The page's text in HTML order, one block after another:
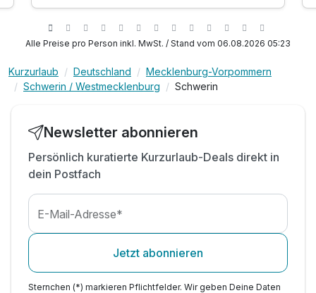
inkl. Eintritt in den Wellnessbereich
Schwimmbad
sowie der außergewöhnlichen Seesauna
inkl. Nutzung des kleinen Fitnessbereiches
inkl. Parkplatz
Alle Preise pro Person inkl. MwSt. / Stand vom 06.08.2026 05:23
Kurzurlaub Deutschland
Mecklenburg-Vorpommern
Schwerin / Westmecklenburg
Schwerin
Newsletter abonnieren
Persönlich kuratierte Kurzurlaub-Deals direkt in
dein Postfach
E-Mail-Adresse*
Jetzt abonnieren
Sternchen (*) markieren Pflichtfelder. Wir geben Deine Daten